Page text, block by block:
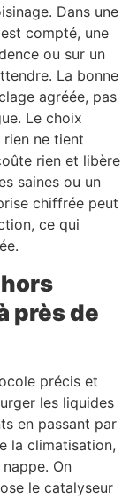
Dans une
compté, une
ou sur un
La bonne
agréée, pas
Le choix
rien ne tient
rien et libère
saines ou un
chiffrée peut
ce qui
près de
précis et
les liquides
en passant par
la climatisation,
On
le catalyseur